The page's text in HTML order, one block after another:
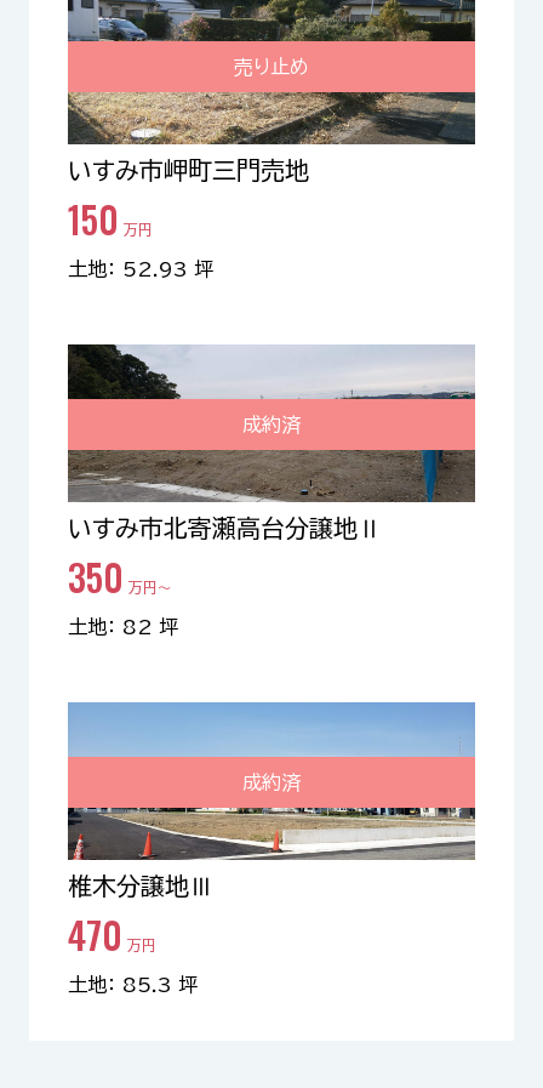
売り止め
いすみ市岬町三門売地
150 万円
土地： 52.93 坪
成約済
いすみ市北寄瀬高台分譲地Ⅱ
350 万円〜
土地： 82 坪
成約済
椎木分譲地Ⅲ
470 万円
土地： 85.3 坪